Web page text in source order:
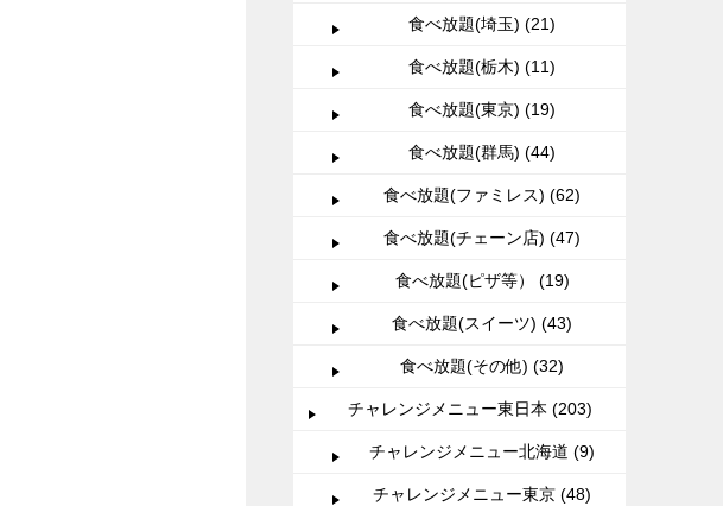
食べ放題(埼玉) (21)
食べ放題(栃木) (11)
食べ放題(東京) (19)
食べ放題(群馬) (44)
食べ放題(ファミレス) (62)
食べ放題(チェーン店) (47)
食べ放題(ピザ等） (19)
食べ放題(スイーツ) (43)
食べ放題(その他) (32)
チャレンジメニュー東日本 (203)
チャレンジメニュー北海道 (9)
チャレンジメニュー東京 (48)